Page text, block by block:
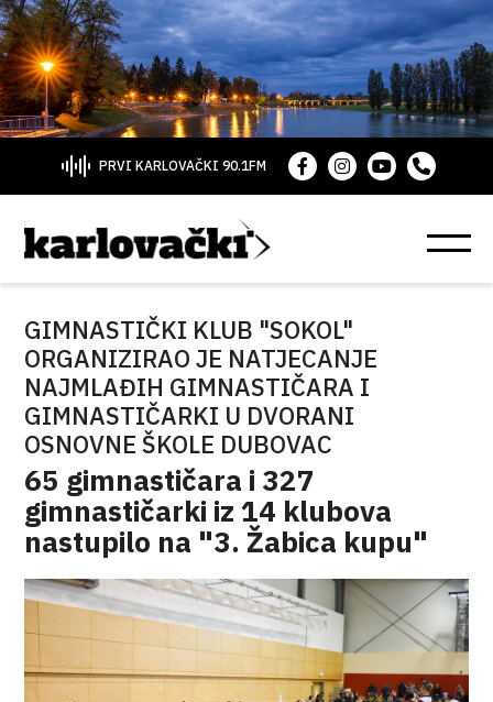
PRVI KARLOVAČKI 90.1FM
GIMNASTIČKI KLUB "SOKOL"
ORGANIZIRAO JE NATJECANJE
NAJMLAĐIH GIMNASTIČARA I
GIMNASTIČARKI U DVORANI
OSNOVNE ŠKOLE DUBOVAC
65 gimnastičara i 327
gimnastičarki iz 14 klubova
nastupilo na "3. Žabica kupu"